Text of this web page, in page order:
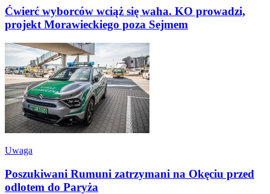
Ćwierć wyborców wciąż się waha. KO prowadzi,
projekt Morawieckiego poza Sejmem
Uwaga
Poszukiwani Rumuni zatrzymani na Okęciu przed
odlotem do Paryża